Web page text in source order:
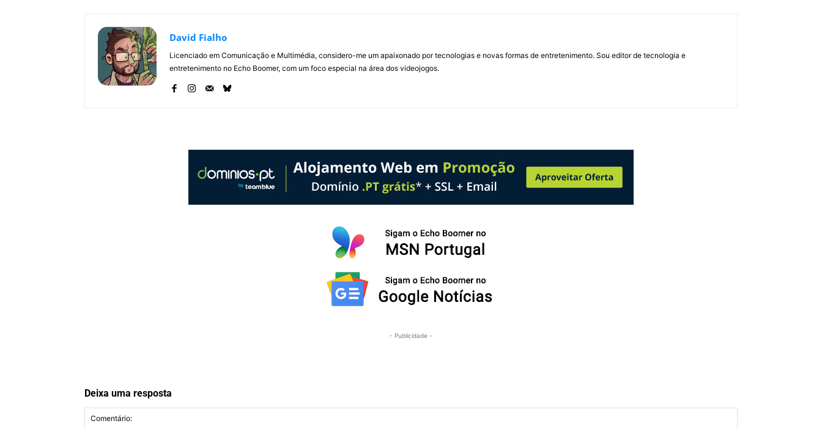
David Fialho
Licenciado em Comunicação e Multimédia, considero-me um apaixonado por tecnologias e novas formas de entretenimento. Sou editor de tecnologia e
entretenimento no Echo Boomer, com um foco especial na área dos videojogos.
- Publicidade -
Deixa uma resposta